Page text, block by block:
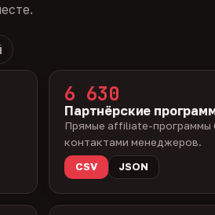
6 630
Партнёрские
Прямые affiliate-программы
контактами менеджеров.
CSV
JSON